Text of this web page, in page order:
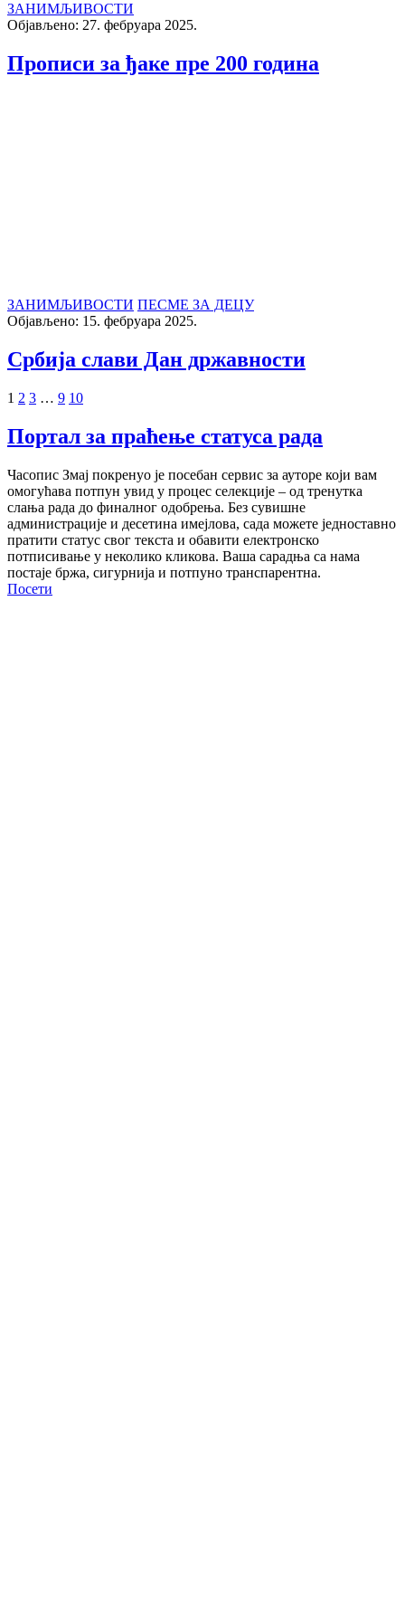
ЗАНИМЉИВОСТИ
Објављено: 27. фебруара 2025.
Прописи за ђаке пре 200 година
ЗАНИМЉИВОСТИ ПЕСМЕ ЗА ДЕЦУ
Објављено: 15. фебруара 2025.
Србија слави Дан државности
1 2 3 … 9 10
Портал за праћење статуса рада
Часопис Змај покренуо је посебан сервис за ауторе који вам
омогућава потпун увид у процес селекције – од тренутка
слања рада до финалног одобрења. Без сувишне
администрације и десетина имејлова, сада можете једноставно
пратити статус свог текста и обавити електронско
потписивање у неколико кликова. Ваша сарадња са нама
постаје бржа, сигурнија и потпуно транспарентна.
Посети